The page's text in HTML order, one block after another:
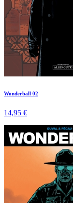
Wonderball 02
14,95 €